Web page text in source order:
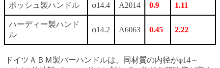
ポッシュ製ハンドル φ14.4 A2014 0.9 1.11
ハーディー製ハンド
ル
φ14.2 A6063 0.45 2.22
ドイツＡＢＭ製バーハンドルは、同材質の内径がφ14～